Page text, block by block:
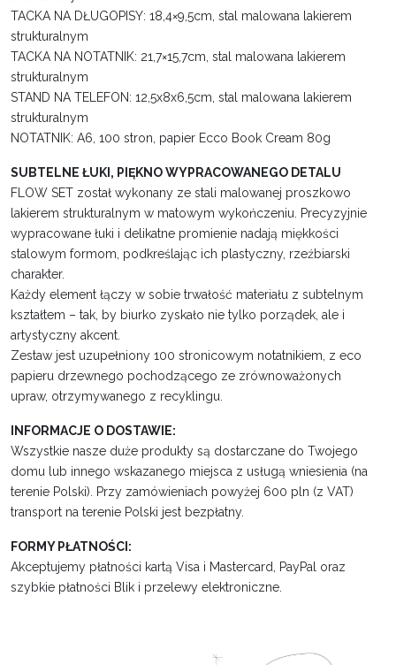
TACKA NA DŁUGOPISY: 18,4×9,5cm, stal malowana lakierem
strukturalnym
TACKA NA NOTATNIK: 21,7×15,7cm, stal malowana lakierem
strukturalnym
STAND NA TELEFON: 12,5x8x6,5cm, stal malowana lakierem
strukturalnym
NOTATNIK: A6, 100 stron, papier Ecco Book Cream 80g
SUBTELNE ŁUKI, PIĘKNO WYPRACOWANEGO DETALU
FLOW SET został wykonany ze stali malowanej proszkowo
lakierem strukturalnym w matowym wykończeniu. Precyzyjnie
wypracowane łuki i delikatne promienie nadają miękkości
stalowym formom, podkreślając ich plastyczny, rzeźbiarski
charakter.
Każdy element łączy w sobie trwałość materiału z subtelnym
kształtem – tak, by biurko zyskało nie tylko porządek, ale i
artystyczny akcent.
Zestaw jest uzupełniony 100 stronicowym notatnikiem, z eco
papieru drzewnego pochodzącego ze zrównoważonych
upraw, otrzymywanego z recyklingu.
INFORMACJE O DOSTAWIE:
Wszystkie nasze duże produkty są dostarczane do Twojego
domu lub innego wskazanego miejsca z usługą wniesienia (na
terenie Polski). Przy zamówieniach powyżej 600 pln (z VAT)
transport na terenie Polski jest bezpłatny.
FORMY PŁATNOŚCI:
Akceptujemy płatności kartą Visa i Mastercard, PayPal oraz
szybkie płatności Blik i przelewy elektroniczne.